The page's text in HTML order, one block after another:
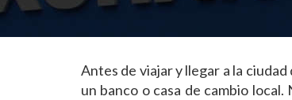
Antes de viajar y llegar a la
un banco o casa de cambio